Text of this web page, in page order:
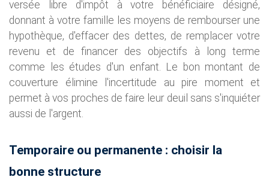
versée libre d'impôt à votre bénéficiaire désigné,
donnant à votre famille les moyens de rembourser une
hypothèque, d'effacer des dettes, de remplacer votre
revenu et de financer des objectifs à long terme
comme les études d'un enfant. Le bon montant de
couverture élimine l'incertitude au pire moment et
permet à vos proches de faire leur deuil sans s'inquiéter
aussi de l'argent.
Temporaire ou permanente : choisir la
bonne structure